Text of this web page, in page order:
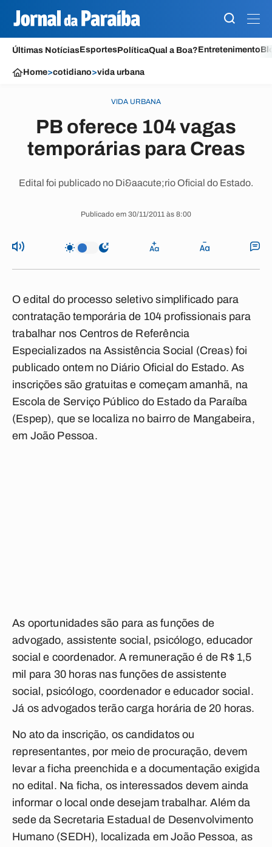
Últimas NotíciasEsportesPolíticaQual a Boa?Entretenimento
Home>cotidiano>vida urbana
VIDA URBANA
PB oferece 104 vagas
temporárias para Creas
Edital foi publicado no Di&aacute;rio Oficial do Estado.
Publicado em 30/11/2011 às 8:00
O edital do processo seletivo simplificado para
contratação temporária de 104 profissionais para
trabalhar nos Centros de Referência
Especializados na Assistência Social (Creas) foi
publicado ontem no Diário Oficial do Estado. As
inscrições são gratuitas e começam amanhã, na
Escola de Serviço Público do Estado da Paraíba
(Espep), que se localiza no bairro de Mangabeira,
em João Pessoa.
As oportunidades são para as funções de
advogado, assistente social, psicólogo, educador
social e coordenador. A remuneração é de R$ 1,5
mil para 30 horas nas funções de assistente
social, psicólogo, coordenador e educador social.
Já os advogados terão carga horária de 20 horas.
No ato da inscrição, os candidatos ou
representantes, por meio de procuração, devem
levar a ficha preenchida e a documentação exigida
no edital. Na ficha, os interessados devem ainda
informar o local onde desejam trabalhar. Além da
sede da Secretaria Estadual de Desenvolvimento
Humano (SEDH), localizada em João Pessoa, as